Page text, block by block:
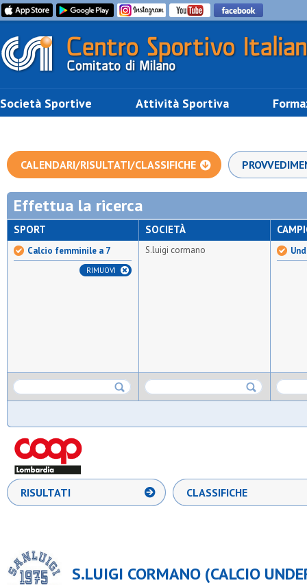
Società Sportive Attività Sportiva
CALENDARI/RISULTATI/CLASSIFICHE
Effettua la ricerca
SPORT
Calcio femminile a 7
RIMUOVI
SOCIETÀ
S.luigi cormano
RISULTATI CLASSIFICHE
S.LUIGI CORMANO (CALCIO